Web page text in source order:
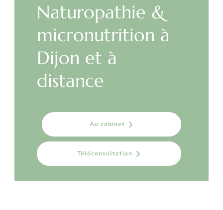
Naturopathie &
micronutrition à
Dijon et à
distance
Au cabinet
Téléconsultation